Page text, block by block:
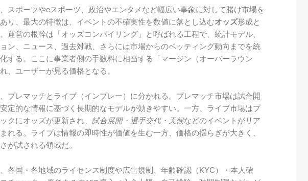
スポーツやeスポーツ、政治やエンタメなど幅広い事象に対して賭け市場を
り、最大の特徴は、イベントの不確実性を数値に落とし込むオッズ形成と
運営の根幹は「オッズコンパイリング」と呼ばれる工程で、統計モデル、
ン、ニュース、過去対戦、さらには市場からのベッティング動向までを統
する。ここに事業者側の手数料に相当する「マージン（オーバーラウン
、ユーザーが見る価格となる。
プレマッチとライブ（インプレー）に分かれる。プレマッチ市場は試合開
定的な情報に基づく長期的なモデルが効きやすい。一方、ライブ市場はプ
クにオッズが更新され、 試合展開・選手交代・天候などのイベントがリア
れる。ライブは情報の即時性が価値を生む一方、価格の揺らぎが大きく、
が試される領域だ。
各国・各地域のライセンス制度や広告規制、年齢確認（KYC）・本人確